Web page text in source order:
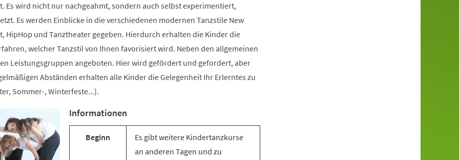
Es wird nicht nur nachgeahmt, sondern auch selbst experimentiert,
Es werden Einblicke in die verschiedenen modernen Tanzstile New
HipHop und Tanztheater gegeben. Hierdurch erhalten die Kinder die
welcher Tanzstil von Ihnen favorisiert wird. Neben den allgemeinen
Leistungsgruppen angeboten. Hier wird gefördert und gefordert, aber
Abständen erhalten alle Kinder die Gelegenheit Ihr Erlerntes zu
Sommer-, Winterfeste...).
Informationen
Beginn
Es gibt weitere Kindertanzkurse
an anderen Tagen und zu